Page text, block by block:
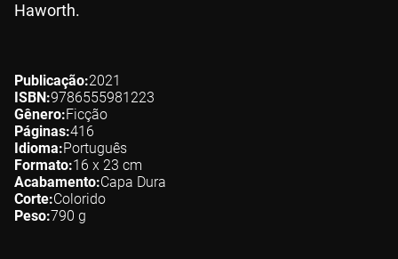
Haworth.
Publicação 2021
ISBN 9786555981223
Gênero Ficção
Páginas 416
Idioma Português
Formato 16 x 23 cm
Acabamento Capa Dura
Corte Colorido
Peso 790 g